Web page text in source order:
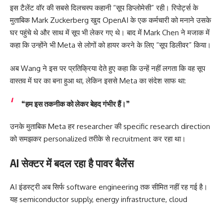
इस टैलेंट वॉर की सबसे दिलचस्प कहानी “सूप डिप्लोमेसी” रही। रिपोर्ट्स के
मुताबिक Mark Zuckerberg खुद OpenAI के एक कर्मचारी को मनाने उसके
घर पहुंचे थे और साथ में सूप भी लेकर गए थे। बाद में Mark Chen ने मजाक में
कहा कि उन्होंने भी Meta से लोगों को हायर करने के लिए “सूप डिलीवर” किया।
अब Wang ने इस पर प्रतिक्रिया देते हुए कहा कि उन्हें नहीं लगता कि वह सूप
वास्तव में घर का बना हुआ था, लेकिन इससे Meta का संदेश साफ था:
“हम इस तकनीक को लेकर बेहद गंभीर हैं।”
उनके मुताबिक Meta हर researcher की specific research direction
को समझकर personalized तरीके से recruitment कर रहा था।
AI सेक्टर में बदल रहा है पावर बैलेंस
AI इंडस्ट्री अब सिर्फ software engineering तक सीमित नहीं रह गई है।
यह semiconductor supply, energy infrastructure, cloud